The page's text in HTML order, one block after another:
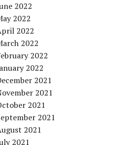
2022
2022
2022
2022
2022
2022
2021
2021
2021
2021
2021
2021